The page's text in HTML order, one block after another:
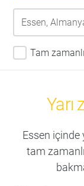
Tam zamanlı
Yarı
Essen içinde
tam